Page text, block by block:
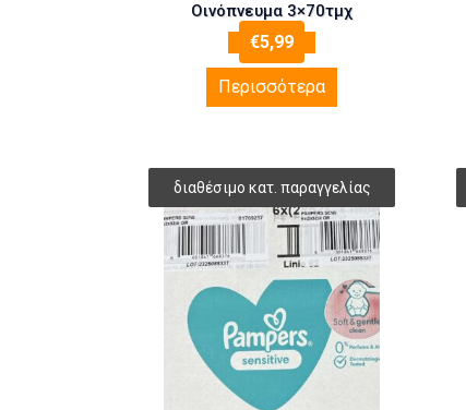
Οινόπνευμα 3×70τμχ
€5,99
Περισσότερα